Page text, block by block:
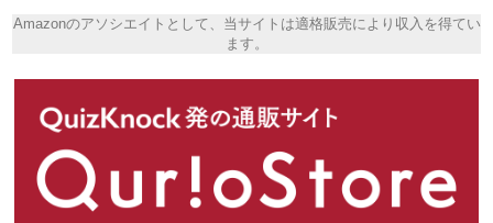
Amazonのアソシエイトとして、当サイトは適格販売により収入を得てい
ます。